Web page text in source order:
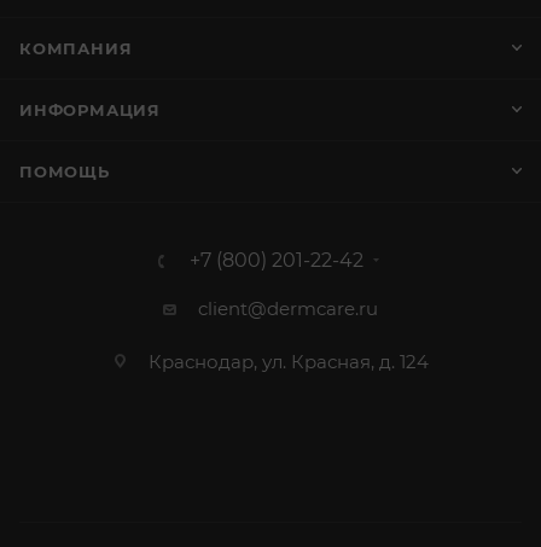
КОМПАНИЯ
ИНФОРМАЦИЯ
ПОМОЩЬ
+7 (800) 201-22-42
client@dermcare.ru
Краснодар, ул. Красная, д. 124